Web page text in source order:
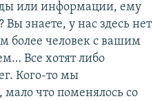
или информации, ему
Вы знаете, у нас здесь нет
более человек с вашим
Все хотят либо
Кого-то мы
что поменялось со